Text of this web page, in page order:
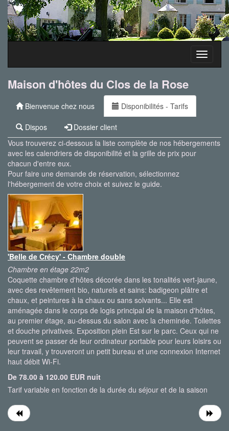
Toggle
Maison d'hôtes du Clos de la Rose
Bienvenue chez nous Disponibilités - Tarifs
Dispos
Dossier client
Vous trouverez ci-dessous la liste complète de nos hébergements
avec les calendriers de disponibilité et la grille de prix pour
chacun d'entre eux.
Pour faire une demande de réservation, sélectionnez
l'hébergement de votre choix et suivez le guide.
'Belle de Crécy' - Chambre double
Chambre en étage 22m2
Coquette chambre d'hôtes décorée dans les tonalités vert-jaune,
avec des revêtement bio, naturels et sains: badigeon plâtre et
chaux, et peintures à la chaux ou sans solvants... Elle est
aménagée dans le corps de logis principal de la maison d'hôtes,
au premier étage, au-dessus du salon avec la cheminée. Toilettes
et douche privatives. Exposition plein Est sur le parc. Ceux qui ne
peuvent se passer de leur ordinateur portable pour leurs loisirs ou
leur travail, y trouveront un petit bureau et une connexion Internet
haut débit Wi-Fi.
De 78.00 à 120.00 EUR nuit
Tarif variable en fonction de la durée du séjour et de la saison